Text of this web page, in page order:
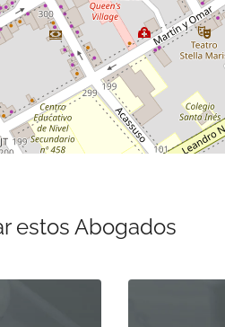
estos Abogados